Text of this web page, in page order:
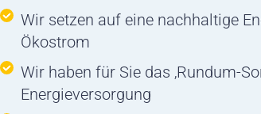
Wir setzen auf eine nachhaltige
Ökostrom
Wir haben für Sie das ‚Rundum-
Energieversorgung